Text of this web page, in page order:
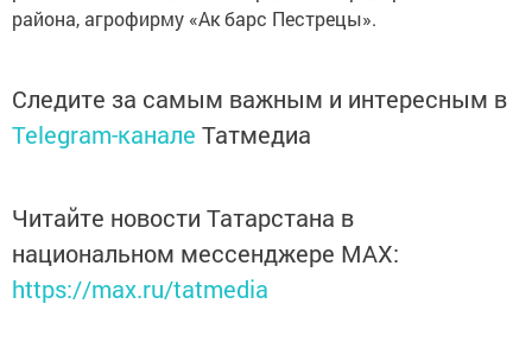
района, агрофирму «Ак барс Пестрецы».
Следите за самым важным и интересным в
Telegram-канале Татмедиа
Читайте новости Татарстана в
национальном мессенджере MАХ:
https://max.ru/tatmedia